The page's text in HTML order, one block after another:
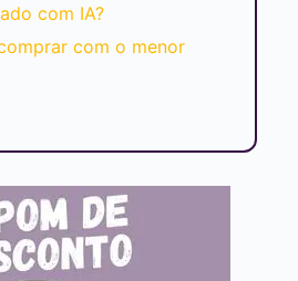
com IA?
com o menor